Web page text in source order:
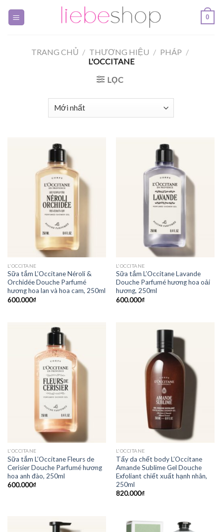
0
TRANG CHỦ / THƯƠNG HIỆU / PHÁP /
L'OCCITANE
LỌC
L'OCCITANE
Sữa tắm L’Occitane Néroli &
Orchidée Douche Parfumé
hương hoa lan và hoa cam, 250ml
600.000₫
L'OCCITANE
Sữa tắm L’Occitane Lavande
Douche Parfumé hương hoa oải
hương, 250ml
600.000₫
L'OCCITANE
Sữa tắm L’Occitane Fleurs de
Cerisier Douche Parfumé hương
hoa anh đào, 250ml
600.000₫
L'OCCITANE
Tẩy da chết body L’Occitane
Amande Sublime Gel Douche
Exfoliant chiết xuất hạnh nhân,
250ml
820.000₫